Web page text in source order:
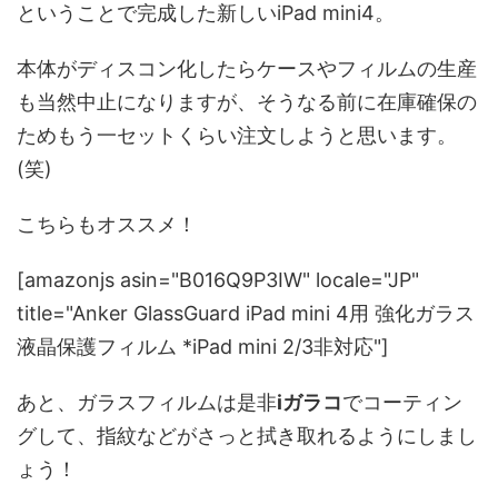
ということで完成した新しいiPad mini4。
本体がディスコン化したらケースやフィルムの生産
も当然中止になりますが、そうなる前に在庫確保の
ためもう一セットくらい注文しようと思います。
(笑)
こちらもオススメ！
[amazonjs asin="B016Q9P3IW" locale="JP"
title="Anker GlassGuard iPad mini 4用 強化ガラス
液晶保護フィルム *iPad mini 2/3非対応"]
あと、ガラスフィルムは是非iガラコでコーティン
グして、指紋などがさっと拭き取れるようにしまし
ょう！